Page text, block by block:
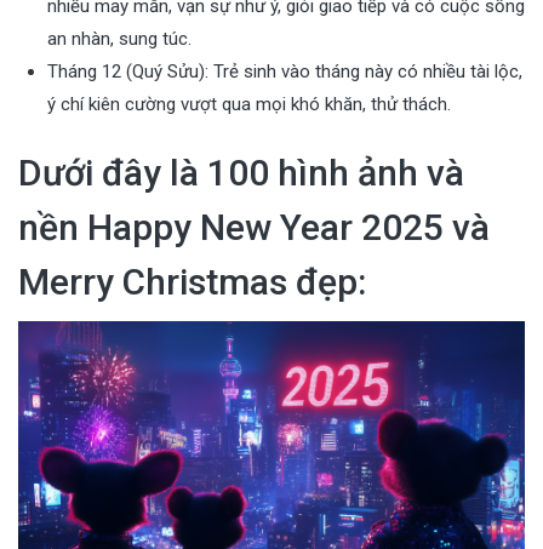
nhiều may mắn, vạn sự như ý, giỏi giao tiếp và có cuộc sống
an nhàn, sung túc.
Tháng 12 (Quý Sửu): Trẻ sinh vào tháng này có nhiều tài lộc,
ý chí kiên cường vượt qua mọi khó khăn, thử thách.
Dưới đây là 100 hình ảnh và
nền Happy New Year 2025 và
Merry Christmas đẹp: